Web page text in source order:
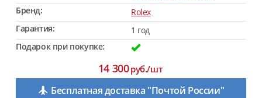
Бренд:
Rolex
Гарантия:
1 год
Подарок при покупке:
14 300руб./шт
Бесплатная доставка "Почтой России"